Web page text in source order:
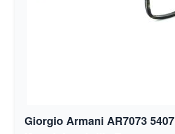
Giorgio Armani AR7073 5407